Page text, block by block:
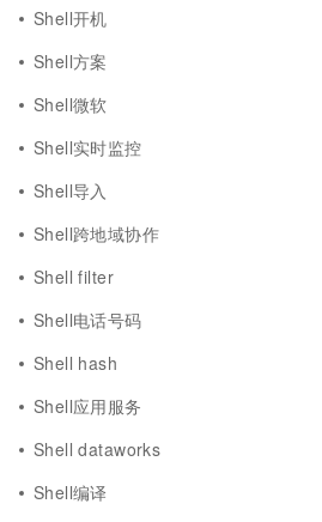
Shell开机
Shell方案
Shell微软
Shell实时监控
Shell导入
Shell跨地域协作
Shell filter
Shell电话号码
Shell hash
Shell应用服务
Shell dataworks
Shell编译